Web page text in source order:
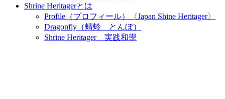
Shrine Heritagerとは
Profile（プロフィール）〈Japan Shine Heritager​〉
Dragonfly（蜻蛉 とんぼ）
Shrine Heritager 実践和學